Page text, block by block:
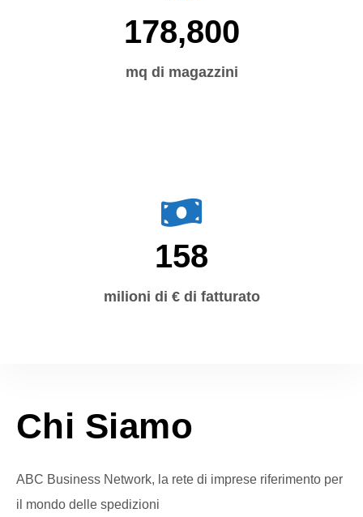
178,800
mq di magazzini
158
milioni di € di fatturato
Chi Siamo
ABC Business Network, la rete di imprese riferimento per
il mondo delle spedizioni